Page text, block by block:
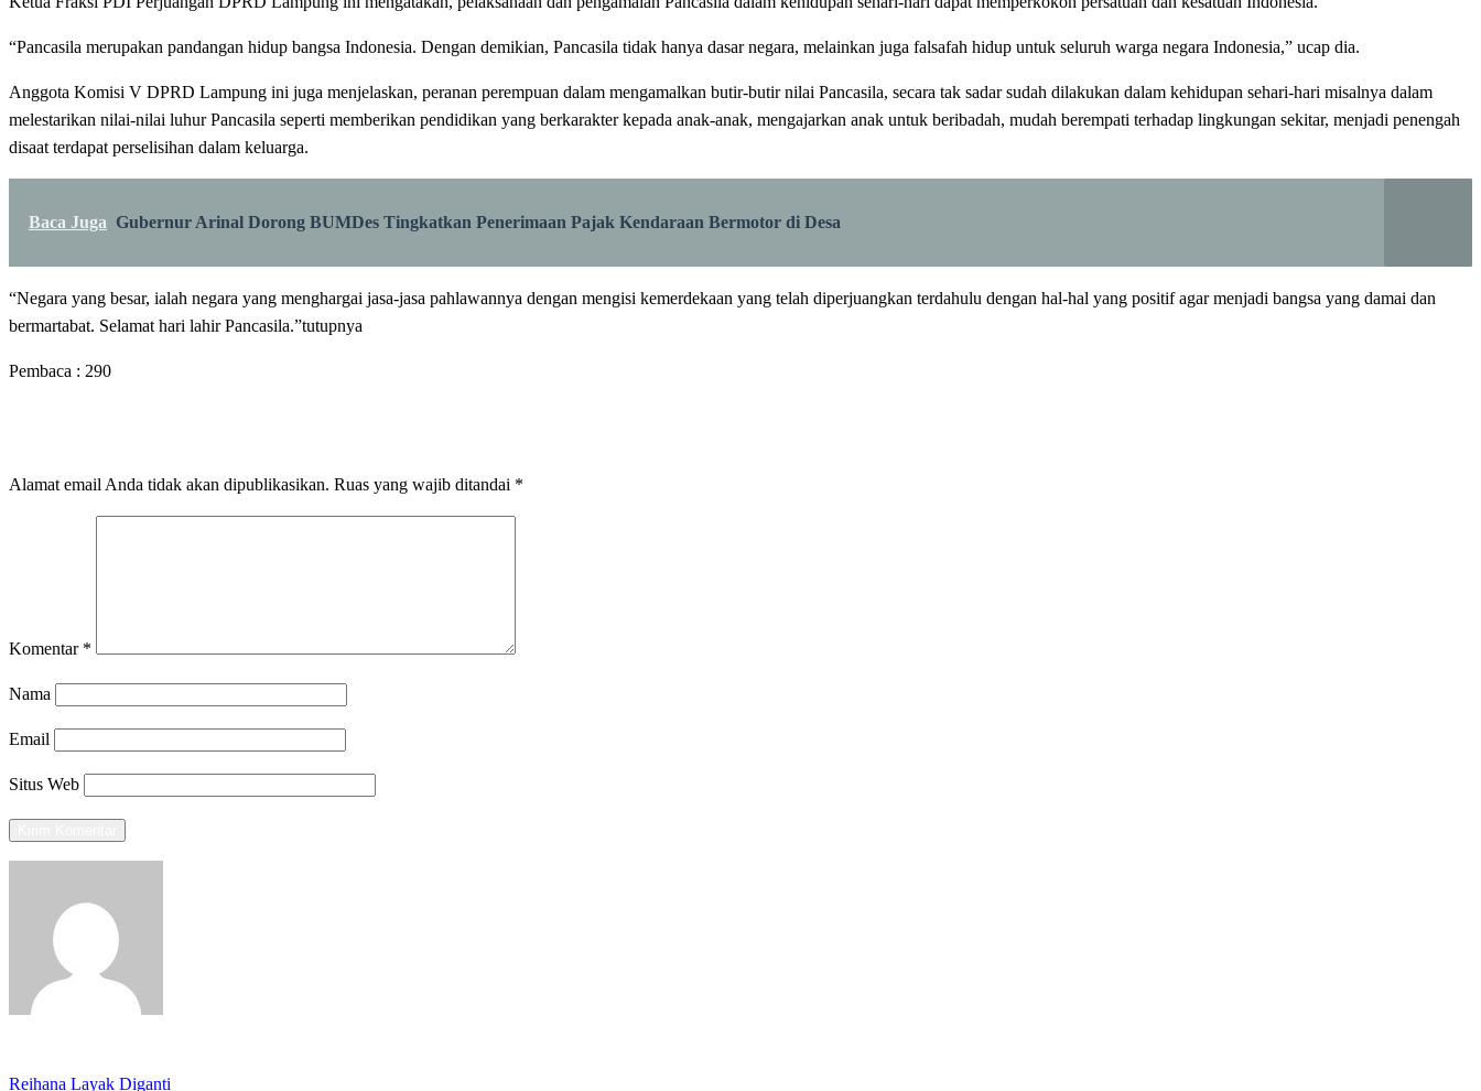
“Pancasila merupakan pandangan hidup bangsa Indonesia. Dengan demikian, Pancasila tidak hanya dasar negara, melainkan juga falsafah hidup untuk seluruh warga negara Indonesia,” ucap dia.
Anggota Komisi V DPRD Lampung ini juga menjelaskan, peranan perempuan dalam mengamalkan butir-butir nilai Pancasila, secara tak sadar sudah dilakukan dalam kehidupan sehari-hari misalnya dalam
melestarikan nilai-nilai luhur Pancasila seperti memberikan pendidikan yang berkarakter kepada anak-anak, mengajarkan anak untuk beribadah, mudah berempati terhadap lingkungan sekitar, menjadi penengah
disaat terdapat perselisihan dalam keluarga.
Baca Juga Gubernur Arinal Dorong BUMDes Tingkatkan Penerimaan Pajak Kendaraan Bermotor di Desa
“Negara yang besar, ialah negara yang menghargai jasa-jasa pahlawannya dengan mengisi kemerdekaan yang telah diperjuangkan terdahulu dengan hal-hal yang positif agar menjadi bangsa yang damai dan
bermartabat. Selamat hari lahir Pancasila.”tutupnya
Pembaca : 290
Alamat email Anda tidak akan dipublikasikan. Ruas yang wajib ditandai *
Komentar *
Nama
Email
Situs Web
Previous
Reihana Layak Diganti